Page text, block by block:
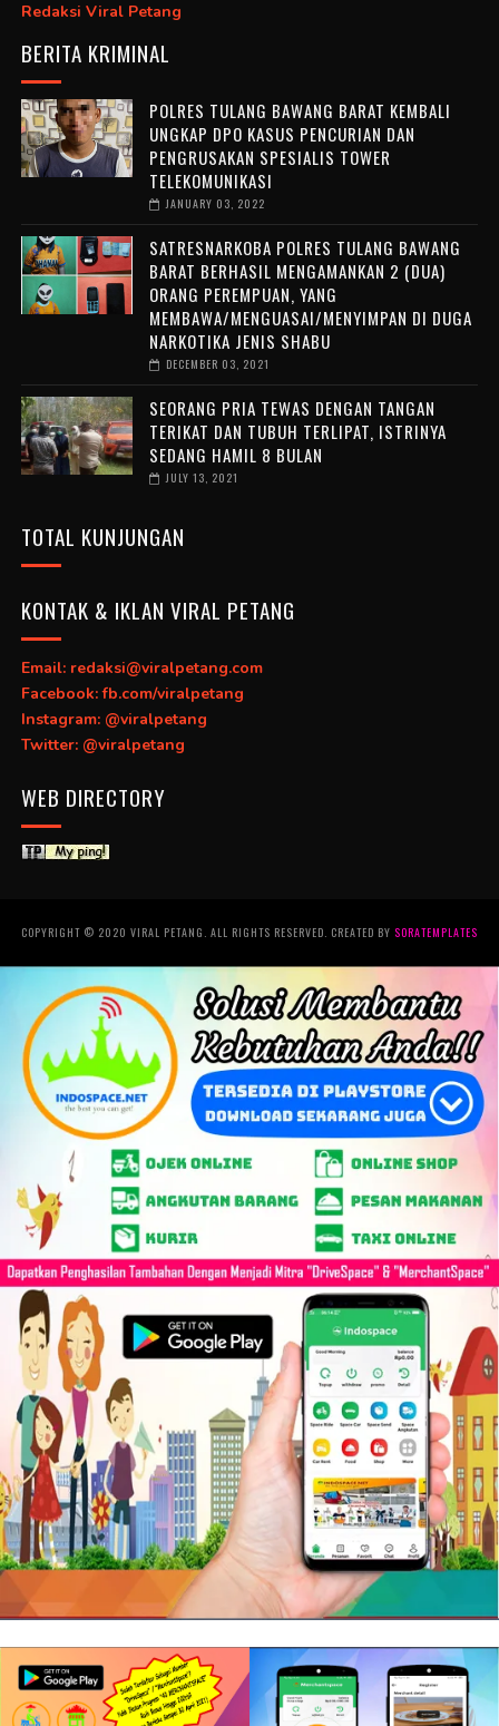
Redaksi Viral Petang
BERITA KRIMINAL
POLRES TULANG BAWANG BARAT KEMBALI
UNGKAP DPO KASUS PENCURIAN DAN
PENGRUSAKAN SPESIALIS TOWER
TELEKOMUNIKASI
JANUARY 03, 2022
SATRESNARKOBA POLRES TULANG BAWANG
BARAT BERHASIL MENGAMANKAN 2 (DUA)
ORANG PEREMPUAN, YANG
MEMBAWA/MENGUASAI/MENYIMPAN DI DUGA
NARKOTIKA JENIS SHABU
DECEMBER 03, 2021
SEORANG PRIA TEWAS DENGAN TANGAN
TERIKAT DAN TUBUH TERLIPAT, ISTRINYA
SEDANG HAMIL 8 BULAN
JULY 13, 2021
TOTAL KUNJUNGAN
KONTAK & IKLAN VIRAL PETANG
Email: redaksi@viralpetang.com
Facebook: fb.com/viralpetang
Instagram: @viralpetang
Twitter: @viralpetang
WEB DIRECTORY
COPYRIGHT © 2020 VIRAL PETANG. ALL RIGHTS RESERVED. CREATED BY SORATEMPLATES